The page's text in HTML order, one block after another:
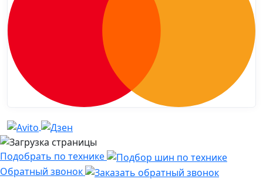
Подобрать по технике
Обратный звонок